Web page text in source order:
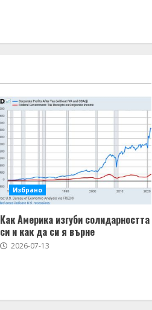
Избрано
Как Америка изгуби солидарността
си и как да си я върне
2026-07-13